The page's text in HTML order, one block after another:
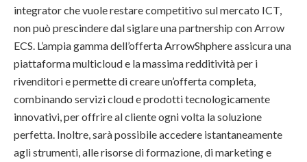
integrator che vuole restare competitivo sul mercato ICT,
non può prescindere dal siglare una partnership con Arrow
ECS. L’ampia gamma dell’offerta ArrowShphere assicura una
piattaforma multicloud e la massima redditività per i
rivenditori e permette di creare un’offerta completa,
combinando servizi cloud e prodotti tecnologicamente
innovativi, per offrire al cliente ogni volta la soluzione
perfetta. Inoltre, sarà possibile accedere istantaneamente
agli strumenti, alle risorse di formazione, di marketing e